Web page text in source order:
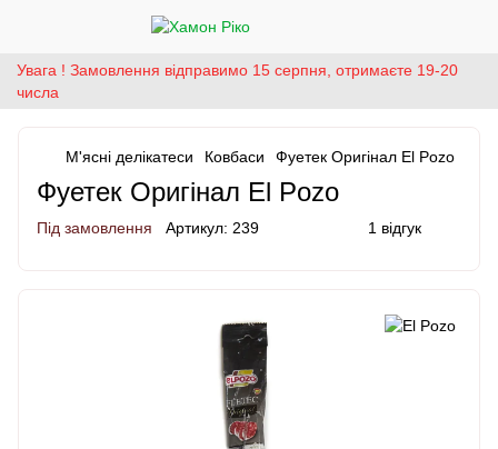
Увага ! Замовлення відправимо 15 серпня, отримаєте 19-20
числа
М'ясні делікатеси Ковбаси Фуетек Оригінал El Pozo
Фуетек Оригінал El Pozo
Під замовлення Артикул: 239 1 відгук